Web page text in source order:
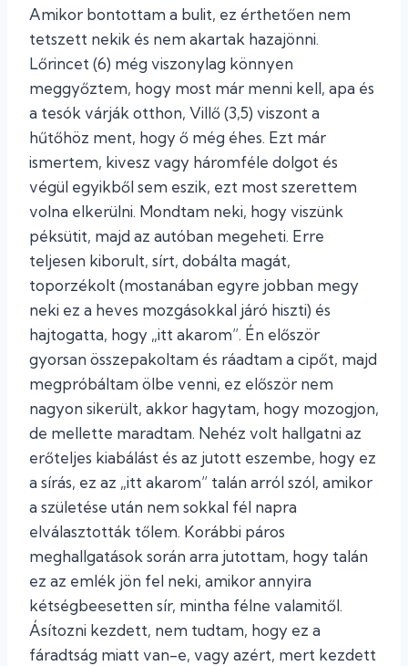
Amikor bontottam a bulit, ez érthetően nem
tetszett nekik és nem akartak hazajönni.
Lőrincet (6) még viszonylag könnyen
meggyőztem, hogy most már menni kell, apa és
a tesók várják otthon, Villő (3,5) viszont a
hűtőhöz ment, hogy ő még éhes. Ezt már
ismertem, kivesz vagy háromféle dolgot és
végül egyikből sem eszik, ezt most szerettem
volna elkerülni. Mondtam neki, hogy viszünk
péksütit, majd az autóban megeheti. Erre
teljesen kiborult, sírt, dobálta magát,
toporzékolt (mostanában egyre jobban megy
neki ez a heves mozgásokkal járó hiszti) és
hajtogatta, hogy „itt akarom”. Én először
gyorsan összepakoltam és ráadtam a cipőt, majd
megpróbáltam ölbe venni, ez először nem
nagyon sikerült, akkor hagytam, hogy mozogjon,
de mellette maradtam. Nehéz volt hallgatni az
erőteljes kiabálást és az jutott eszembe, hogy ez
a sírás, ez az „itt akarom” talán arról szól, amikor
a születése után nem sokkal fél napra
elválasztották tőlem. Korábbi páros
meghallgatások során arra jutottam, hogy talán
ez az emlék jön fel neki, amikor annyira
kétségbeesetten sír, mintha félne valamitől.
Ásítozni kezdett, nem tudtam, hogy ez a
fáradtság miatt van-e, vagy azért, mert kezdett